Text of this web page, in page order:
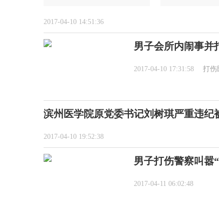
2017-04-10 14:51:36
男子会所内闹事并
2017-04-10 17:31:58 打伤
滨州医学院原党委书记刘树琪严重违纪
2017-04-10 19:52:38
男子打伤警察叫嚣
2017-04-11 06:02:48